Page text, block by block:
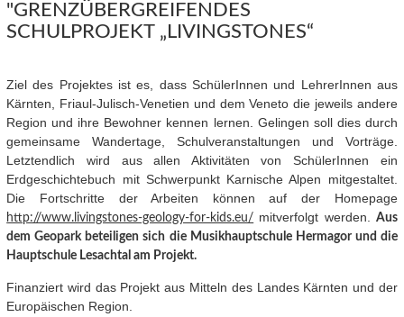
"GRENZÜBERGREIFENDES
SCHULPROJEKT „LIVINGSTONES“
Ziel des Projektes ist es, dass SchülerInnen und LehrerInnen aus
Kärnten, Friaul-Julisch-Venetien und dem Veneto die jeweils andere
Region und ihre Bewohner kennen lernen. Gelingen soll dies durch
gemeinsame Wandertage, Schulveranstaltungen und Vorträge.
Letztendlich wird aus allen Aktivitäten von SchülerInnen ein
Erdgeschichtebuch mit Schwerpunkt Karnische Alpen mitgestaltet.
Die Fortschritte der Arbeiten können auf der Homepage
http://www.livingstones-geology-for-kids.eu/ mitverfolgt werden. Aus
dem Geopark beteiligen sich die Musikhauptschule Hermagor und die
Hauptschule Lesachtal am Projekt.
Finanziert wird das Projekt aus Mitteln des Landes Kärnten und der
Europäischen Region.